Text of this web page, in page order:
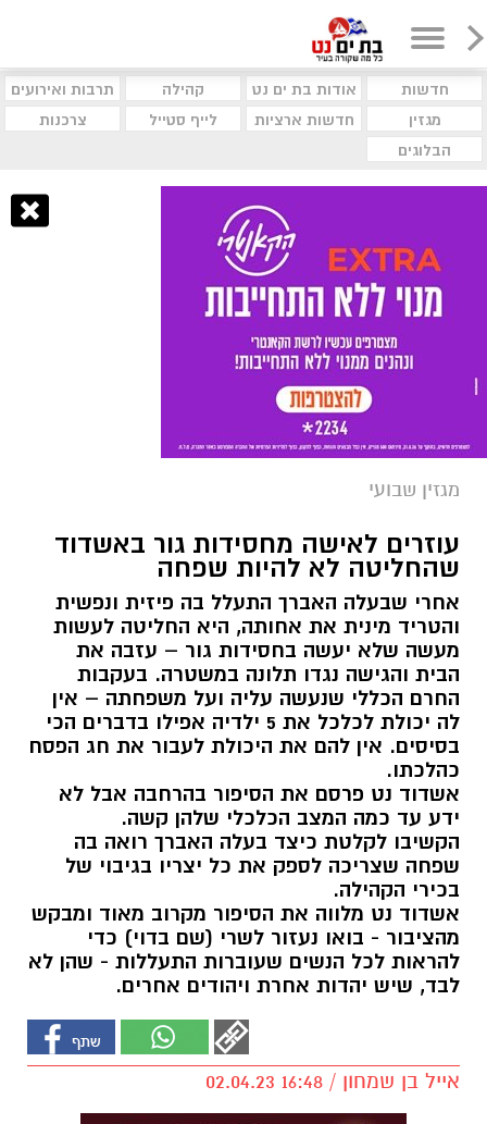
חדשות אודות בת ים נט קהילה
תרבות ואירועים
מגזין
חדשות ארציות לייף סטייל
צרכנות
הבלוגים
מגזין שבועי
עוזרים לאישה מחסידות גור באשדוד
שהחליטה לא להיות שפחה
אחרי שבעלה האברך התעלל בה פיזית ונפשית
והטריד מינית את אחותה, היא החליטה לעשות
מעשה שלא יעשה בחסידות גור – עזבה את
הבית והגישה נגדו תלונה במשטרה. בעקבות
החרם הכללי שנעשה עליה ועל משפחתה – אין
לה יכולת לכלכל את 5 ילדיה אפילו בדברים הכי
בסיסים. אין להם את היכולת לעבור את חג הפסח
כהלכתו.
אשדוד נט פרסם את הסיפור בהרחבה אבל לא
ידע עד כמה המצב הכלכלי שלהן קשה.
הקשיבו לקלטת כיצד בעלה האברך רואה בה
שפחה שצריכה לספק את כל יצריו בגיבוי של
בכירי הקהילה.
אשדוד נט מלווה את הסיפור מקרוב מאוד ומבקש
מהציבור - בואו נעזור לשרי (שם בדוי) כדי
להראות לכל הנשים שעוברות התעללות - שהן לא
לבד, שיש יהדות אחרת ויהודים אחרים.
אייל בן שמחון / 16:48 02.04.23